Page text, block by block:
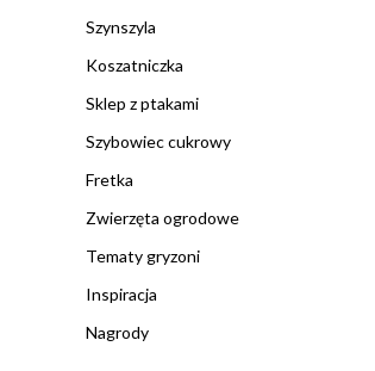
Szynszyla
Koszatniczka
Sklep z ptakami
Szybowiec cukrowy
Fretka
Zwierzęta ogrodowe
Tematy gryzoni
Inspiracja
Nagrody